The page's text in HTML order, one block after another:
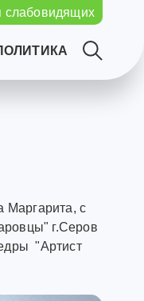
слабовидящих
Маргарита, с
г.Серов
"Артист